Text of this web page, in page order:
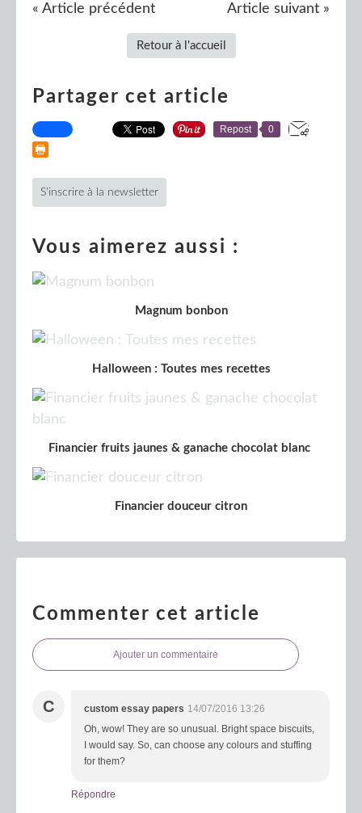
« Article précédent Article suivant »
Retour à l'accueil
Partager cet article
Repost 0
S'inscrire à la newsletter
Vous aimerez aussi :
Magnum bonbon
Halloween : Toutes mes recettes
Financier fruits jaunes & ganache chocolat blanc
Financier douceur citron
Commenter cet article
Ajouter un commentaire
C custom essay papers 14/07/2016 13:26
Oh, wow! They are so unusual. Bright space biscuits,
I would say. So, can choose any colours and stuffing
for them?
Répondre